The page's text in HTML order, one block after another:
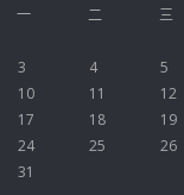
一
二 三
3
4 5
10
11 12
17
18 19
24
25 26
31